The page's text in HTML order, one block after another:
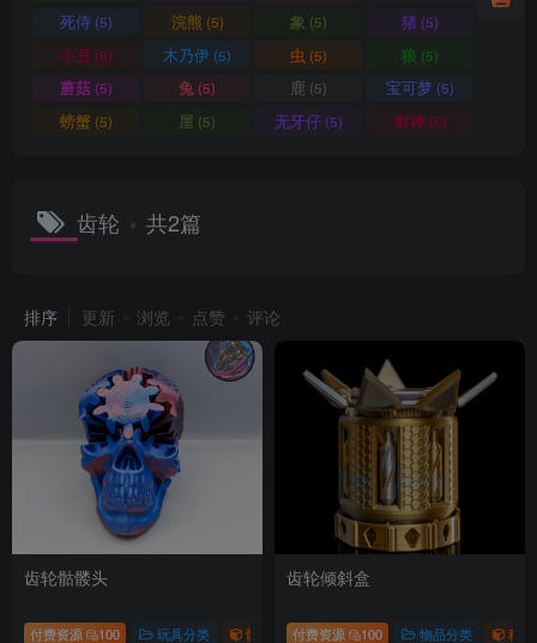
死侍(5) 浣熊 (5) 象 (5) 猪 (5)
小丑 (5) 木乃伊 (5) 虫 (5) 狼 (5)
蘑菇(5) 兔 (5) 鹿 (5) 宝可梦 (5)
螃蟹(5) 屋 (5) 无牙仔 (5) 财神 (5)
齿轮 共2篇
排序 更新 浏览 点赞 评论
齿轮骷髅头
付费资源 100 玩具分类 骷髅系列
齿轮倾斜盒
付费资源 100 物品分类 科